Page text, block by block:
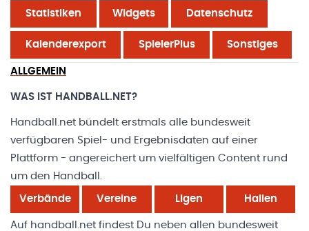
Statistiken Widgets Datenschutz
Kalenderexport SpielerPlus Sonstiges
ALLGEMEIN
WAS IST HANDBALL.NET?
Handball.net bündelt erstmals alle bundesweit
verfügbaren Spiel- und Ergebnisdaten auf einer
Plattform - angereichert um vielfältigen Content rund
um den Handball.
Verbände Vereine Ligen Hallen
Auf handball.net findest Du neben allen bundesweit